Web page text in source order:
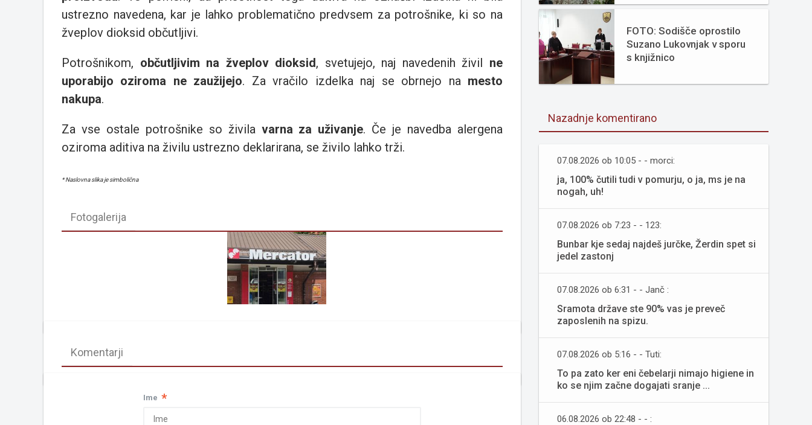
ustrezno navedena, kar je lahko problematično predvsem za potrošnike, ki so na
žveplov dioksid občutljivi.
Potrošnikom, občutljivim na žveplov dioksid, svetujejo, naj navedenih živil ne
uporabijo oziroma ne zaužijejo. Za vračilo izdelka naj se obrnejo na mesto
nakupa.
Za vse ostale potrošnike so živila varna za uživanje. Če je navedba alergena
oziroma aditiva na živilu ustrezno deklarirana, se živilo lahko trži.
* Naslovna slika je simbolična
Fotogalerija
Komentarji
Ime *
FOTO: Sodišče oprostilo
Suzano Lukovnjak v sporu
s knjižnico
Nazadnje komentirano
07.08.2026 ob 10:05 - - morci:
ja, 100% čutili tudi v pomurju, o ja, ms je na
nogah, uh!
07.08.2026 ob 7:23 - - 123:
Bunbar kje sedaj najdeš jurčke, Žerdin spet si
jedel zastonj
07.08.2026 ob 6:31 - - Janč :
Sramota države ste 90% vas je preveč
zaposlenih na spizu.
07.08.2026 ob 5:16 - - Tuti:
To pa zato ker eni čebelarji nimajo higiene in
ko se njim začne dogajati sranje ...
06.08.2026 ob 22:48 - - :